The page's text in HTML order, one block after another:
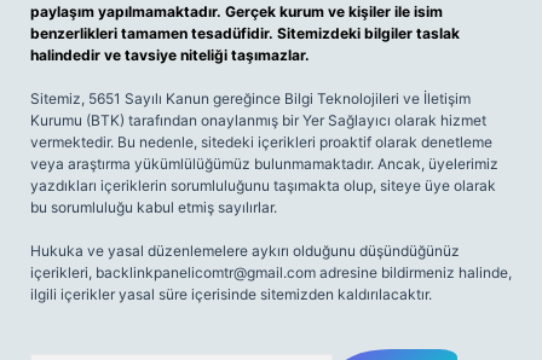
paylaşım yapılmamaktadır. Gerçek kurum ve kişiler ile isim
benzerlikleri tamamen tesadüfidir. Sitemizdeki bilgiler taslak
halindedir ve tavsiye niteliği taşımazlar.
Sitemiz, 5651 Sayılı Kanun gereğince Bilgi Teknolojileri ve İletişim
Kurumu (BTK) tarafından onaylanmış bir Yer Sağlayıcı olarak hizmet
vermektedir. Bu nedenle, sitedeki içerikleri proaktif olarak denetleme
veya araştırma yükümlülüğümüz bulunmamaktadır. Ancak, üyelerimiz
yazdıkları içeriklerin sorumluluğunu taşımakta olup, siteye üye olarak
bu sorumluluğu kabul etmiş sayılırlar.
Hukuka ve yasal düzenlemelere aykırı olduğunu düşündüğünüz
içerikleri, backlinkpanelicomtr@gmail.com adresine bildirmeniz halinde,
ilgili içerikler yasal süre içerisinde sitemizden kaldırılacaktır.